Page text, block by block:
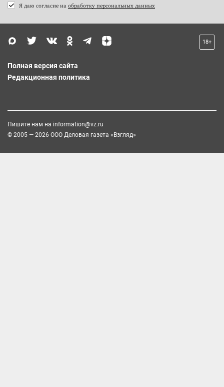
Я даю согласие на обработку персональных данных
18+
Полная версия сайта
Редакционная политика
Пишите нам на information@vz.ru
© 2005 — 2026 ООО Деловая газета «Взгляд»